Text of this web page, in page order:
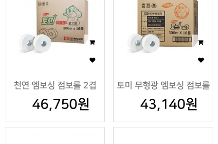
천연 엠보싱 점보롤 2겹
46,750원
토미 무형광 엠보싱 점보롤
2겹
43,140원